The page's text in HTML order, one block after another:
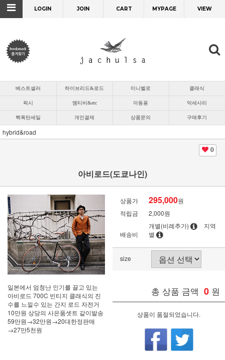
LOGIN JOIN CART MYPAGE VIEW
베스트셀러 하이브리드&로드 미니벨로 클래식
픽시 엠티비&etc 아동용 악세사리
핵폭탄세일 개인결제 상품문의 구매후기
hybrid&road
0
아비로드(도쿄나인)
일본에서 엄청난 인기를 끌고 있는
아비로드 700C 빈티지 클래식의 진
수를 느낄수 있는 간지 로드 자전거
10만원 상당의 사은품셋트 같이발송
59만원→32만원→20대한정판매
→27만5천원
상품가 295,000원
적립금
2,000원
배송비
개별(비례추가)
지역
별
size
총 상품 금액 0 원
상품이 품절되었습니다.